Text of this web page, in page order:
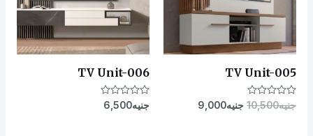
TV Unit-005
تم
التقييم
جنيه10,500 جنيه9,000
TV Unit-006
تم
التقييم
جنيه6,500